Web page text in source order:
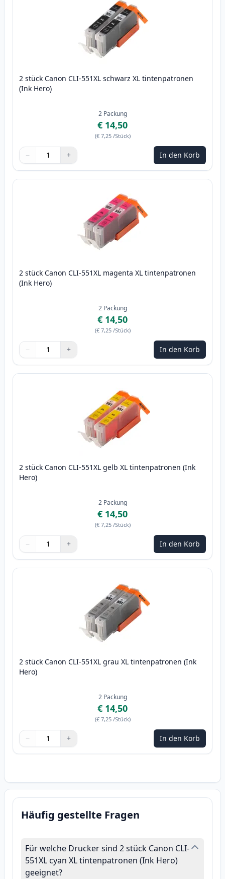
2 stück Canon CLI-551XL schwarz XL tintenpatronen
(Ink Hero)
2 Packung
€ 14,50
(€ 7,25 /Stück)
Menge
Verwenden Sie die Tasten, um anzupassen
− +
Menge 1 In den Korb
2 stück Canon CLI-551XL magenta XL tintenpatronen
(Ink Hero)
2 Packung
€ 14,50
(€ 7,25 /Stück)
Menge
Verwenden Sie die Tasten, um anzupassen
− +
Menge 1 In den Korb
2 stück Canon CLI-551XL gelb XL tintenpatronen (Ink
Hero)
2 Packung
€ 14,50
(€ 7,25 /Stück)
Menge
Verwenden Sie die Tasten, um anzupassen
− +
Menge 1 In den Korb
2 stück Canon CLI-551XL grau XL tintenpatronen (Ink
Hero)
2 Packung
€ 14,50
(€ 7,25 /Stück)
Menge
Verwenden Sie die Tasten, um anzupassen
− +
Menge 1 In den Korb
Häufig gestellte Fragen
Für welche Drucker sind 2 stück Canon CLI-
551XL cyan XL tintenpatronen (Ink Hero)
geeignet?